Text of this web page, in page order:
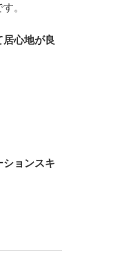
。
居心地が良
ションスキ